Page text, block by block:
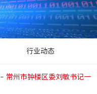
华
达
与
服
资
讯
责
任
纳
士
我
们
行业动态
- 常州市钟楼区委刘敏书记一